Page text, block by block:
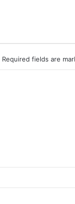
Required fields are